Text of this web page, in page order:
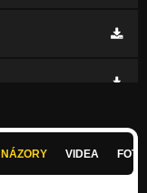
NÁZORY VIDEA